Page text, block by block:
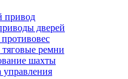
привод
дверей
ремни
шахты
управления